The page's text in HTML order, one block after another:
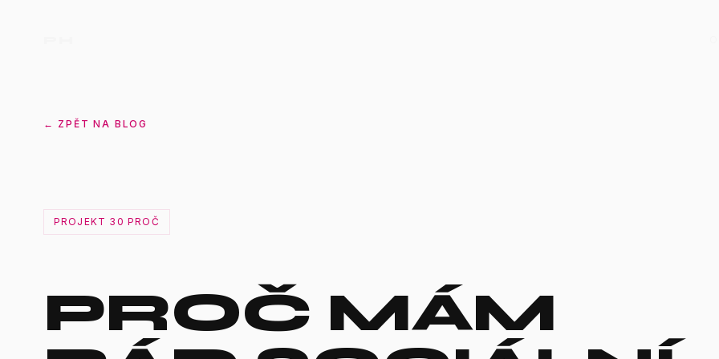
← ZPĚT NA BLOG
PROJEKT 30 PROČ
PROČ MÁM